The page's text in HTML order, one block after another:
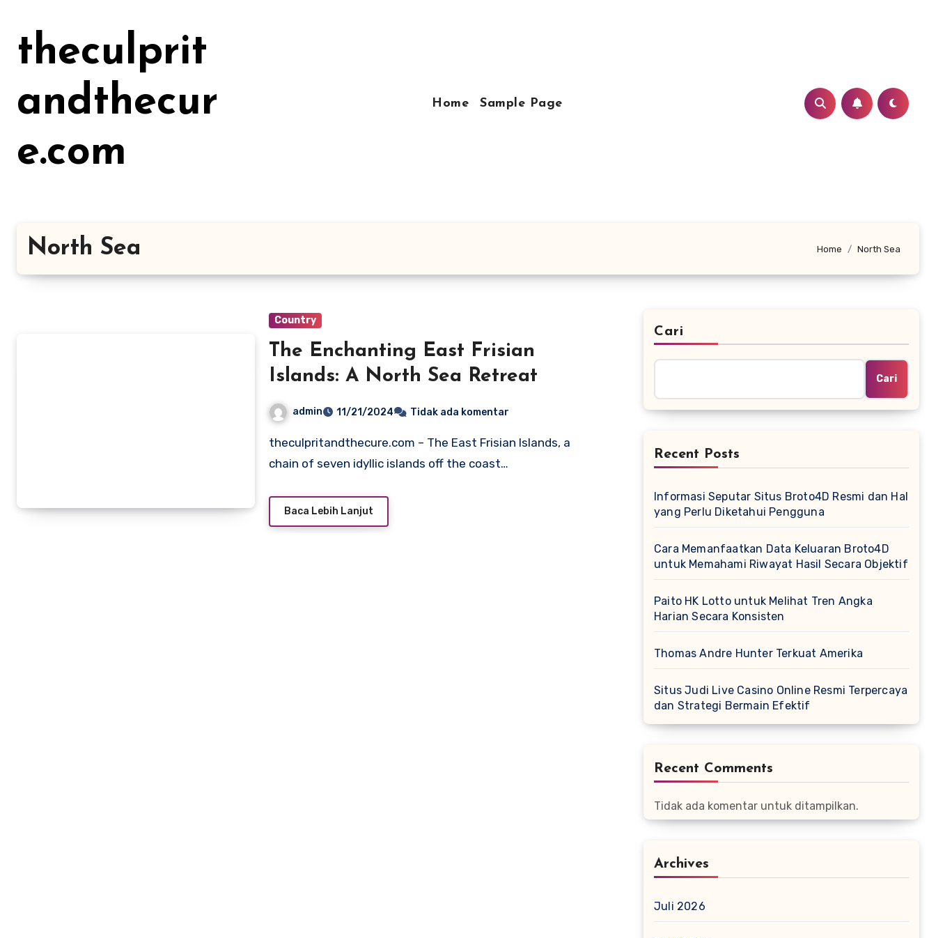
kontentheculprit
andthecur
e.com
Home Sample Page
North Sea Home North Sea
Country
The Enchanting East Frisian
Islands: A North Sea Retreat
admin 11/21/2024 Tidak ada komentar
theculpritandthecure.com – The East Frisian Islands, a
chain of seven idyllic islands off the coast…
Baca Lebih Lanjut
Cari
Cari
Recent Posts
Informasi Seputar Situs Broto4D Resmi dan Hal
yang Perlu Diketahui Pengguna
Cara Memanfaatkan Data Keluaran Broto4D
untuk Memahami Riwayat Hasil Secara Objektif
Paito HK Lotto untuk Melihat Tren Angka
Harian Secara Konsisten
Thomas Andre Hunter Terkuat Amerika
Situs Judi Live Casino Online Resmi Terpercaya
dan Strategi Bermain Efektif
Recent Comments
Tidak ada komentar untuk ditampilkan.
Archives
Juli 2026